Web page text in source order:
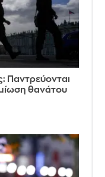
Παντρεύονται
θανάτου